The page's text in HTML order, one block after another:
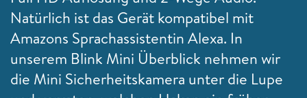
Natürlich ist das Gerät kompatibel mit
Amazons Sprachassistentin Alexa. In
unserem Blink Mini Überblick nehmen wir
die Mini Sicherheitskamera unter die Lupe